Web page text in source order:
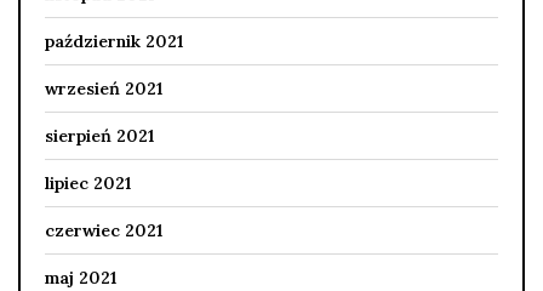
październik 2021
wrzesień 2021
sierpień 2021
lipiec 2021
czerwiec 2021
maj 2021